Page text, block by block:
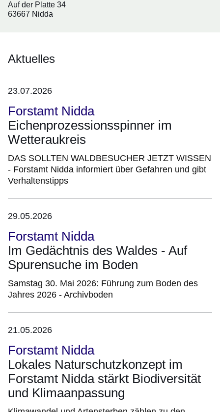
Auf der Platte 34
63667 Nidda
Aktuelles
23.07.2026
Forstamt Nidda
Eichenprozessionsspinner im
Wetteraukreis
DAS SOLLTEN WALDBESUCHER JETZT WISSEN
- Forstamt Nidda informiert über Gefahren und gibt
Verhaltenstipps
29.05.2026
Forstamt Nidda
Im Gedächtnis des Waldes - Auf
Spurensuche im Boden
Samstag 30. Mai 2026: Führung zum Boden des
Jahres 2026 - Archivboden
21.05.2026
Forstamt Nidda
Lokales Naturschutzkonzept im
Forstamt Nidda stärkt Biodiversität
und Klimaanpassung